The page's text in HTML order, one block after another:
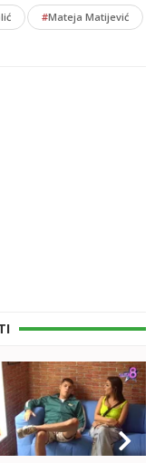
#Mateja Matijević